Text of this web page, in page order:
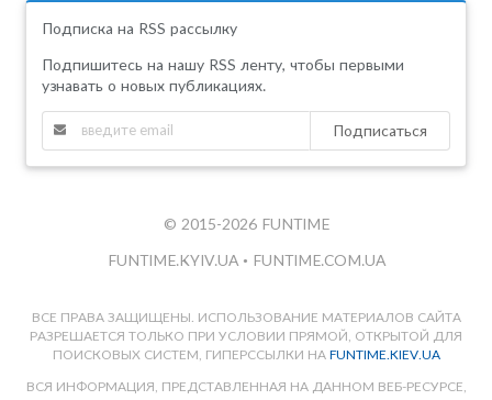
Подписка на RSS рассылку
Подпишитесь на нашу RSS ленту, чтобы первыми
узнавать о новых публикациях.
Подписаться
© 2015-2026 FUNTIME
FUNTIME.KYIV.UA • FUNTIME.COM.UA
ВСЕ ПРАВА ЗАЩИЩЕНЫ. ИСПОЛЬЗОВАНИЕ МАТЕРИАЛОВ САЙТА
РАЗРЕШАЕТСЯ ТОЛЬКО ПРИ УСЛОВИИ ПРЯМОЙ, ОТКРЫТОЙ ДЛЯ
ПОИСКОВЫХ СИСТЕМ, ГИПЕРССЫЛКИ НА FUNTIME.KIEV.UA
ВСЯ ИНФОРМАЦИЯ, ПРЕДСТАВЛЕННАЯ НА ДАННОМ ВЕБ-РЕСУРСЕ,